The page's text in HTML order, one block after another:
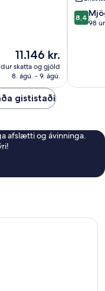
Verðið
er
11.146 kr.
11.146 kr.
skatta og gjöld
8. ágú. - 9. ágú.
Pleyel
Saint-
8.4
af
8,4
98
gististaði
afslætti og ávinninga.